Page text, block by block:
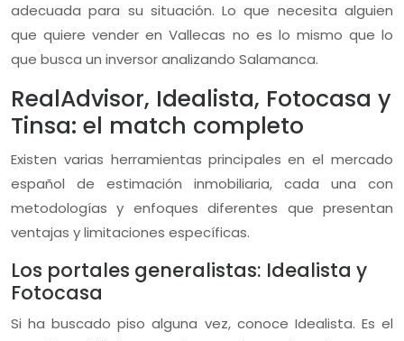
adecuada para su situación. Lo que necesita alguien
que quiere vender en Vallecas no es lo mismo que lo
que busca un inversor analizando Salamanca.
RealAdvisor, Idealista, Fotocasa y
Tinsa: el match completo
Existen varias herramientas principales en el mercado
español de estimación inmobiliaria, cada una con
metodologías y enfoques diferentes que presentan
ventajas y limitaciones específicas.
Los portales generalistas: Idealista y
Fotocasa
Si ha buscado piso alguna vez, conoce Idealista. Es el